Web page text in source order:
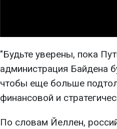
"Будьте уверены, пока
администрация Байдена
чтобы еще больше
финансовой и
По словам Йеллен,